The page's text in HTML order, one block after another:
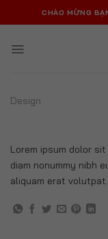
qua
dung
CHÀO MỪNG
Design
Lorem ipsum dolor
diam nonummy nibh
aliquam erat volutpat.